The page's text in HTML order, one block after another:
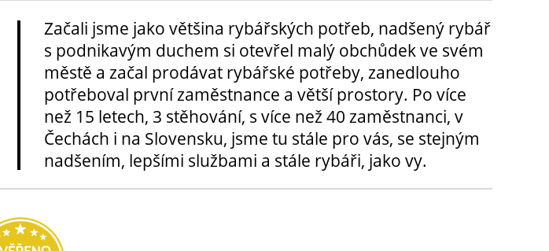
Začali jsme jako většina rybářských potřeb, nadšený rybář
s podnikavým duchem si otevřel malý obchůdek ve svém
městě a začal prodávat rybářské potřeby, zanedlouho
potřeboval první zaměstnance a větší prostory. Po více
než 15 letech, 3 stěhování, s více než 40 zaměstnanci, v
Čechách i na Slovensku, jsme tu stále pro vás, se stejným
nadšením, lepšími službami a stále rybáři, jako vy.